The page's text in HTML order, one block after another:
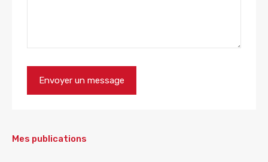
Mes publications